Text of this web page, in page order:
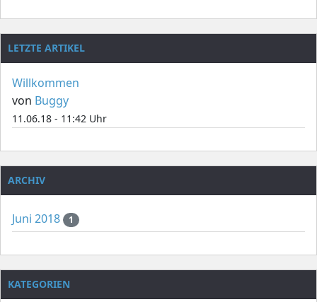
LETZTE ARTIKEL
Willkommen
von Buggy
11.06.18 - 11:42 Uhr
ARCHIV
Juni 2018 1
KATEGORIEN